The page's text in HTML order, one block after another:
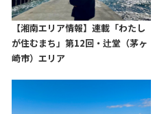
【湘南エリア情報】連載「わたし
が住むまち」第12回・辻堂（茅ヶ
崎市）エリア